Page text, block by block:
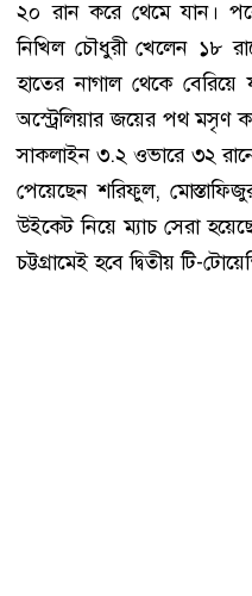
২০ রান করে থেমে যান।
নিখিল চৌধুরী খেলেন ১৮
হাতের নাগাল থেকে
অস্ট্রেলিয়ার জয়ের পথ মসৃণ
সাকলাইন ৩.২ ওভারে ৩২
পেয়েছেন শরিফুল,
উইকেট নিয়ে ম্যাচ সেরা
চট্টগ্রামেই হবে দ্বিতীয় টি-